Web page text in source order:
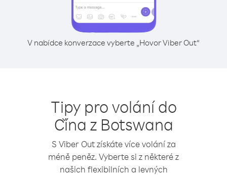
V nabídce konverzace vyberte „Hovor Viber Out“
Tipy pro volání do
Čína z Botswana
S Viber Out získáte více volání za
méně peněz. Vyberte si z některé z
našich flexibilních a levných